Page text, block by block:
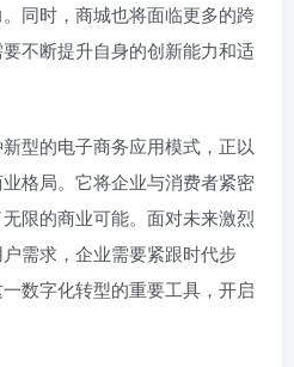
同时，商城也将面临更多的跨
不断提升自身的创新能力和适
型的电子商务应用模式，正以
格局。它将企业与消费者紧密
限的商业可能。面对未来激烈
需求，企业需要紧跟时代步
数字化转型的重要工具，开启